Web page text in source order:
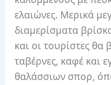
ελαιώνες. Μερικά
διαμερίσματα
και οι τουρίστες θα
ταβέρνες, καφέ και
θαλάσσιων σπορ,